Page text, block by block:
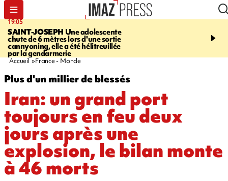
19:05
SAINT-JOSEPH Une adolescente
chute de 6 mètres lors d'une sortie
cannyoning, elle a été hélitreuillée
par la gendarmerie
20:44
rouée de coups,
Accueil France - Monde
Plus d'un millier de blessés
Iran: un grand port
toujours en feu deux
jours après une
explosion, le bilan monte
à 46 morts